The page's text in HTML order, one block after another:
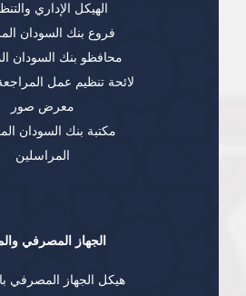
الهيكل الإداري
فروع بنك السودان
محافظو بنك السودان
لائحة تنظيم عمل
معرض صور
مكتبة بنك السودان
المراسلين
الجهاز المصرفي
هيكل الجهاز المصرفي